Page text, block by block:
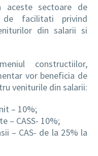
aceste sectoare de
facilitati privind
din salarii si
constructiilor,
vor beneficia de
veniturile din salarii:
– 10%;
– CASS- 10%;
– CAS- de la 25% la